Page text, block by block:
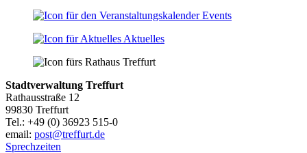
Events
Aktuelles
Stadtverwaltung Treffurt
Rathausstraße 12
99830 Treffurt
Tel.: +49 (0) 36923 515-0
email: post@treffurt.de
Sprechzeiten